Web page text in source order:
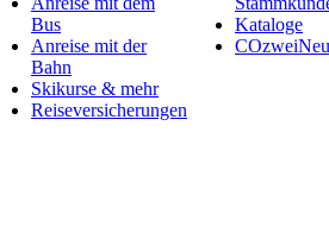
Bus
Anreise mit der
Bahn
Skikurse & mehr
Reiseversicherungen
Kataloge